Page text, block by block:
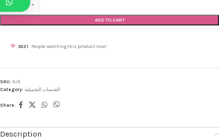
ADD TO CART
3221 People watching this product now!
SKU: N/A
Category: العدسات التجميلية
Share:
Description